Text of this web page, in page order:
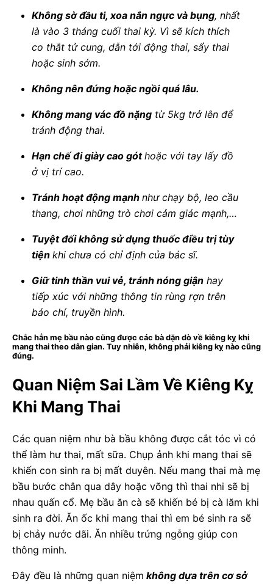
Không sờ đầu ti, xoa nắn ngực và bụng, nhất
là vào 3 tháng cuối thai kỳ. Vì sẽ kích thích
co thắt tử cung, dẫn tới động thai, sẩy thai
hoặc sinh sớm.
Không nên đứng hoặc ngồi quá lâu.
Không mang vác đồ nặng từ 5kg trở lên để
tránh động thai.
Hạn chế đi giày cao góthoặc với tay lấy đồ
ở vị trí cao.
Tránh hoạt động mạnh như chạy bộ, leo cầu
thang, chơi những trò chơi cảm giác mạnh,…
Tuyệt đối không sử dụng thuốc điều trị tùy
tiện khi chưa có chỉ định của bác sĩ.
Giữ tinh thần vui vẻ, tránh nóng giận hay
tiếp xúc với những thông tin rùng rợn trên
báo chí, truyền hình.
Chắc hẳn mẹ bầu nào cũng được các bà dặn dò về kiêng kỵ khi
mang thai theo dân gian. Tuy nhiên, không phải kiêng kỵ nào cũng
đúng.
Quan Niệm Sai Lầm Về Kiêng Kỵ
Khi Mang Thai
Các quan niệm như bà bầu không được cắt tóc vì có
thể làm hư thai, mất sữa. Chụp ảnh khi mang thai sẽ
khiến con sinh ra bị mất duyên. Nếu mang thai mà mẹ
bầu bước chân qua dây hoặc võng thì thai nhi sẽ bị
nhau quấn cổ. Mẹ bầu ăn cà sẽ khiến bé bị cà lăm khi
sinh ra đời. Ăn ốc khi mang thai thì em bé sinh ra sẽ
bị chảy nước dãi. Ăn nhiều trứng ngỗng giúp con
thông minh.
Đây đều là những quan niệm không dựa trên cơ sở